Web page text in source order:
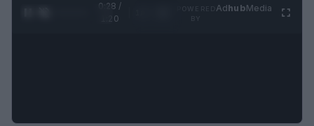
0:28 /
1:20
AdhubMedia